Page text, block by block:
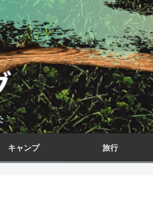
キャンプ 旅行